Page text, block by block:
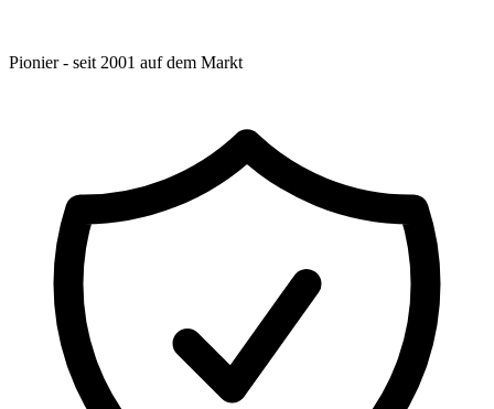
Pionier - seit 2001 auf dem Markt